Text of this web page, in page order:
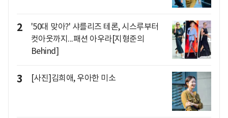
2
'50대 맞아?' 샤를리즈 테론, 시스루부터
컷아웃까지...패션 아우라[지형준의
Behind]
3 [사진]김희애, 우아한 미소